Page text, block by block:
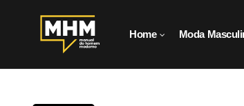
Home Moda